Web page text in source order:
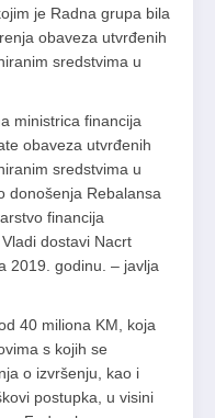
je Radna grupa bila
obaveza utvrđenih
sredstvima u
ministrica financija
obaveza utvrđenih
sredstvima u
donošenja Rebalansa
financija
dostavi Nacrt
2019. godinu. – javlja
40 miliona KM, koja
s kojih se
o izvršenju, kao i
postupka, u visini